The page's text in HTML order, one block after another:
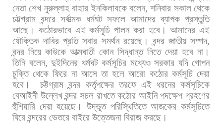
নেতা শেখ নুরুল্লাহ বাহার ইনকিলাবকে বলেন,শনিবার সকাল থেকে
চট্টগ্রাম বন্দরে সর্বাত্মক ধর্মঘট সফলে আমাদের ব্যাপক প্রস্তুতি
আছে। কঠোরভাবে এই কর্মসূচি পালন করা হবে। আমাদের এই
যৌক্তিক দাবির প্রতি সবার সমর্থন রয়েছে। বন্দর জাতীয় সম্পদ,
বন্দর নিয়ে কাউকে আত্মঘাতী কোন সিদ্ধান্ত নিতে দেয়া হবে না।
তিনি বলেন, দুইদিনের ধর্মঘট কর্মসূচির মধ্যেও সরকার যদি গোপন
চুক্তি থেকে ফিরে না আসে তা হলে আরো কঠোর কর্মসূচি দেয়া
হবে।
চট্টগ্রাম বন্দর কর্তৃপক্ষের তরফে এই ধরনের কর্মসূচিকে
বেআইনী উল্লেখ বন্দর সচল রাখতে কঠোর আইনি পদক্ষেপ গ্রহণের
হুঁশিয়ারি দেয়া হয়েছে। উদ্ভূত পরিস্থিতিতে আজকের কর্মসূচিতে
ঘিরে বন্দরের ভেতরে বাইরে উত্তেজনা বিরাজ করছে।